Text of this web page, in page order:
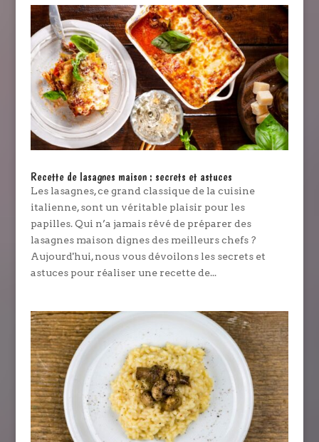
Recette de lasagnes maison : secrets et astuces
Les lasagnes, ce grand classique de la cuisine
italienne, sont un véritable plaisir pour les
papilles. Qui n’a jamais rêvé de préparer des
lasagnes maison dignes des meilleurs chefs ?
Aujourd'hui, nous vous dévoilons les secrets et
astuces pour réaliser une recette de...